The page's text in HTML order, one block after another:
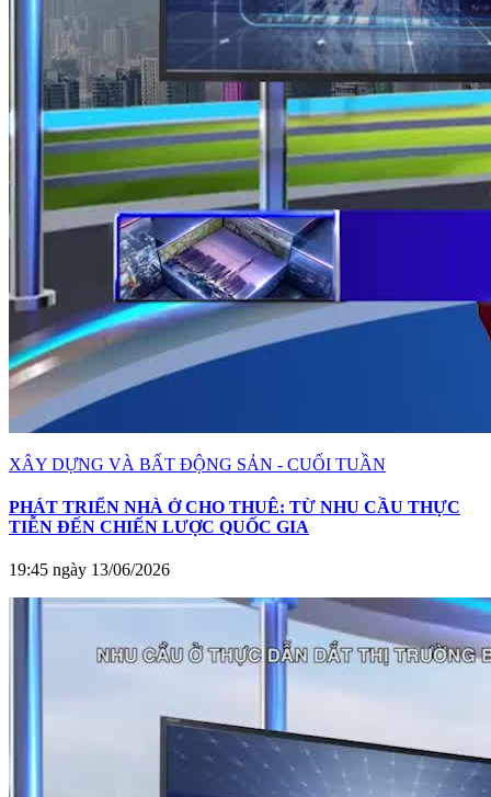
XÂY DỰNG VÀ BẤT ĐỘNG SẢN - CUỐI TUẦN
PHÁT TRIỂN NHÀ Ở CHO THUÊ: TỪ NHU CẦU THỰC
TIỄN ĐẾN CHIẾN LƯỢC QUỐC GIA
19:45 ngày 13/06/2026